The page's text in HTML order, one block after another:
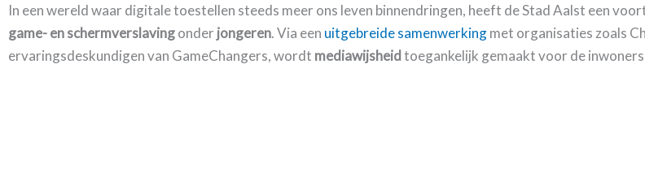
In een wereld waar digitale toestellen steeds meer ons leven binnendringen, heeft de Stad Aalst een
game- en schermverslavingonder jongeren. Via een uitgebreide samenwerkingmet organisaties zoals
ervaringsdeskundigen van GameChangers, wordt mediawijsheidtoegankelijk gemaakt voor de